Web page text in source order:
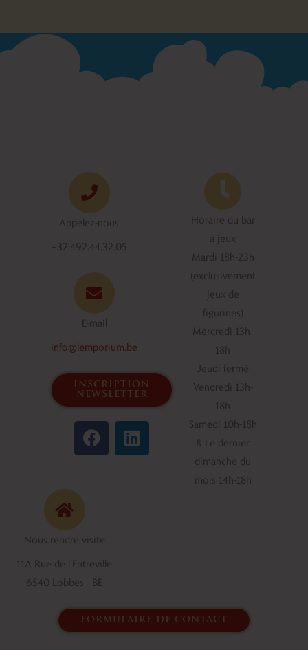
Appelez-nous
+32.492.44.32.05
E-mail
info@lemporium.be
inscription
newsletter
F
a
c
k
L
i
n
Horaire du bar
à jeux
Mardi 18h-23h
(exclusivement
jeux de
figurines)
Mercredi 13h-
18h
Jeudi fermé
Vendredi 13h-
18h
Samedi 10h-18h
& Le dernier
dimanche du
mois 14h-18h
Nous rendre visite
11A Rue de l'Entreville
6540 Lobbes - BE
formulaire de contact